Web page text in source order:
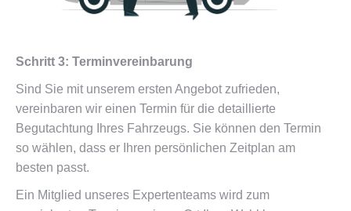
Schritt 3: Terminvereinbarung
Sind Sie mit unserem ersten Angebot zufrieden,
vereinbaren wir einen Termin für die detaillierte
Begutachtung Ihres Fahrzeugs. Sie können den Termin
so wählen, dass er Ihren persönlichen Zeitplan am
besten passt.
Ein Mitglied unseres Expertenteams wird zum